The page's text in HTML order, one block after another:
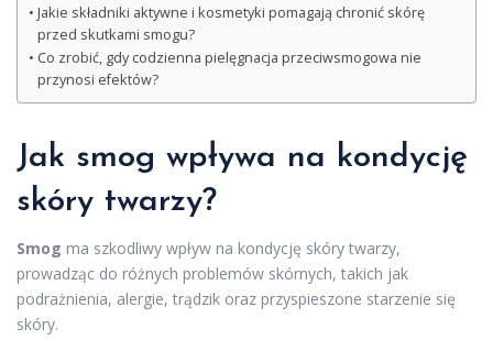
Jakie składniki aktywne i kosmetyki pomagają chronić skórę
przed skutkami smogu?
Co zrobić, gdy codzienna pielęgnacja przeciwsmogowa nie
przynosi efektów?
Jak smog wpływa na kondycję
skóry twarzy?
Smog ma szkodliwy wpływ na kondycję skóry twarzy,
prowadząc do różnych problemów skórnych, takich jak
podrażnienia, alergie, trądzik oraz przyspieszone starzenie się
skóry.